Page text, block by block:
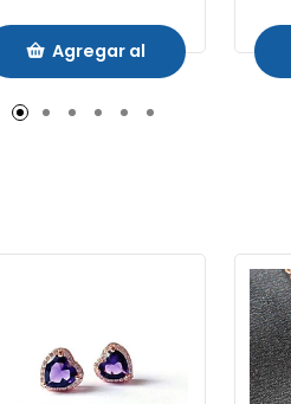
Agregar al
Carrito